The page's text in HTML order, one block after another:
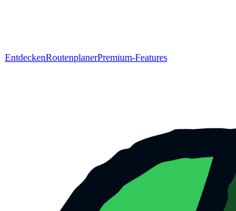
EntdeckenRoutenplanerPremium-Features